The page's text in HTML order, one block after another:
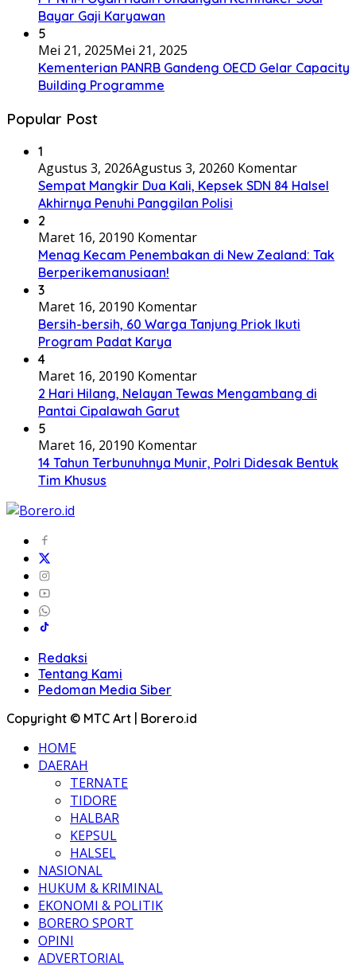
Bayar Gaji Karyawan
5
Mei 21, 2025Mei 21, 2025
Kementerian PANRB Gandeng OECD Gelar Capacity
Building Programme
Popular Post
1
Agustus 3, 2026Agustus 3, 20260 Komentar
Sempat Mangkir Dua Kali, Kepsek SDN 84 Halsel
Akhirnya Penuhi Panggilan Polisi
2
Maret 16, 20190 Komentar
Menag Kecam Penembakan di New Zealand: Tak
Berperikemanusiaan!
3
Maret 16, 20190 Komentar
Bersih-bersih, 60 Warga Tanjung Priok Ikuti
Program Padat Karya
4
Maret 16, 20190 Komentar
2 Hari Hilang, Nelayan Tewas Mengambang di
Pantai Cipalawah Garut
5
Maret 16, 20190 Komentar
14 Tahun Terbunuhnya Munir, Polri Didesak Bentuk
Tim Khusus
Redaksi
Tentang Kami
Pedoman Media Siber
Copyright © MTC Art | Borero.id
HOME
DAERAH
TERNATE
TIDORE
HALBAR
KEPSUL
HALSEL
NASIONAL
HUKUM & KRIMINAL
EKONOMI & POLITIK
BORERO SPORT
OPINI
ADVERTORIAL